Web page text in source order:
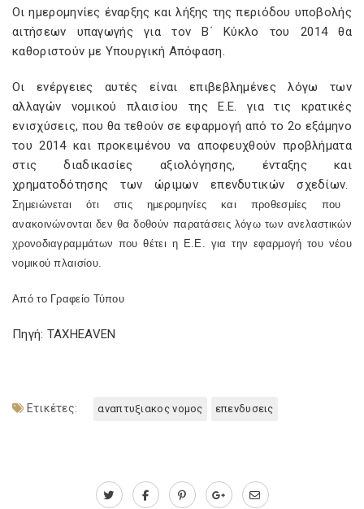
Οι ημερομηνίες έναρξης και λήξης της περιόδου υποβολής
αιτήσεων υπαγωγής για τον Β΄ Κύκλο του 2014 θα
καθοριστούν με Υπουργική Απόφαση.
Οι ενέργειες αυτές είναι επιβεβλημένες λόγω των
αλλαγών νομικού πλαισίου της Ε.Ε. για τις κρατικές
ενισχύσεις, που θα τεθούν σε εφαρμογή από το 2ο εξάμηνο
του 2014 και προκειμένου να αποφευχθούν προβλήματα
στις διαδικασίες αξιολόγησης, ένταξης και
χρηματοδότησης των ώριμων επενδυτικών σχεδίων.
Σημειώνεται ότι στις ημερομηνίες και προθεσμίες που
ανακοινώνονται δεν θα δοθούν παρατάσεις λόγω των ανελαστικών
χρονοδιαγραμμάτων που θέτει η Ε.Ε. για την εφαρμογή του νέου
νομικού πλαισίου.
Από το Γραφείο Τύπου
Πηγή: TAXHEAVEN
Ετικέτες: αναπτυξιακος νομος επενδυσεις